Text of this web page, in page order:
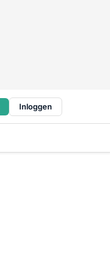
Inloggen